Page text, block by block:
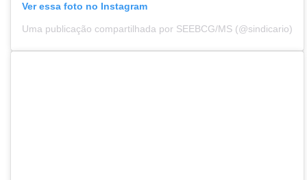
Ver essa foto no Instagram
Uma publicação compartilhada por SEEBCG/MS (@sindicario)